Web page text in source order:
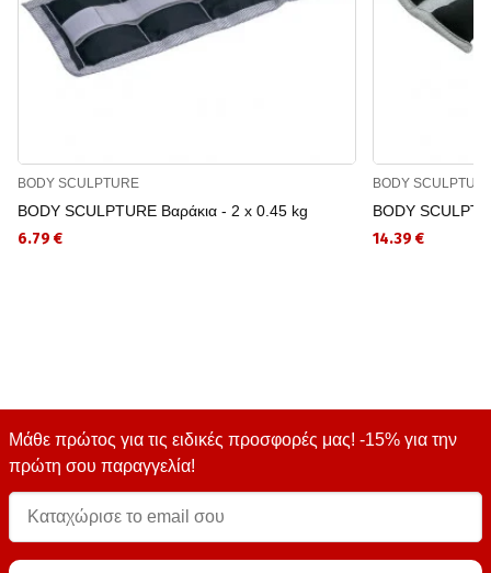
BODY SCULPTURE
BODY SCULPTURE Βαράκια - 2 x 0.45 kg
6.79 €
BODY
BODY
14.39 €
Μάθε πρώτος για τις ειδικές προσφορές μας! -15% για την
πρώτη σου παραγγελία!